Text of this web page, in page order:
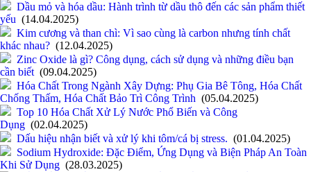
Dầu mỏ và hóa dầu: Hành trình từ dầu thô đến các sản phẩm thiết
yếu (14.04.2025)
Kim cương và than chì: Vì sao cùng là carbon nhưng tính chất
khác nhau? (12.04.2025)
Zinc Oxide là gì? Công dụng, cách sử dụng và những điều bạn
cần biết (09.04.2025)
Hóa Chất Trong Ngành Xây Dựng: Phụ Gia Bê Tông, Hóa Chất
Chống Thấm, Hóa Chất Bảo Trì Công Trình (05.04.2025)
Top 10 Hóa Chất Xử Lý Nước Phổ Biến và Công
Dụng (02.04.2025)
Dấu hiệu nhận biết và xử lý khi tôm/cá bị stress. (01.04.2025)
Sodium Hydroxide: Đặc Điểm, Ứng Dụng và Biện Pháp An Toàn
Khi Sử Dụng (28.03.2025)